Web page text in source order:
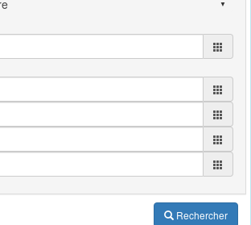
Rechercher